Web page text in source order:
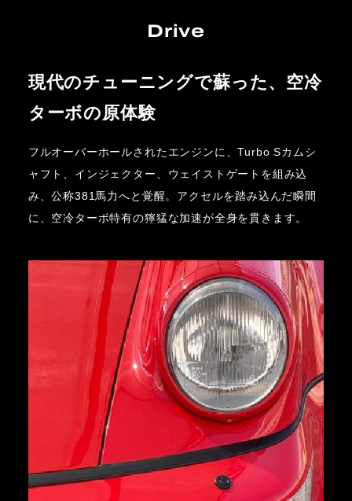
Drive
現代のチューニングで蘇った、空冷
ターボの原体験
フルオーバーホールされたエンジンに、Turbo Sカムシ
ャフト、インジェクター、ウェイストゲートを組み込
み、公称381馬力へと覚醒。アクセルを踏み込んだ瞬間
に、空冷ターボ特有の獰猛な加速が全身を貫きます。